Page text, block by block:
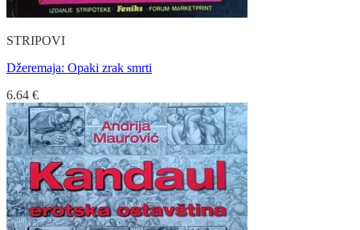
STRIPOVI
Džeremaja: Opaki zrak smrti
6.64 €